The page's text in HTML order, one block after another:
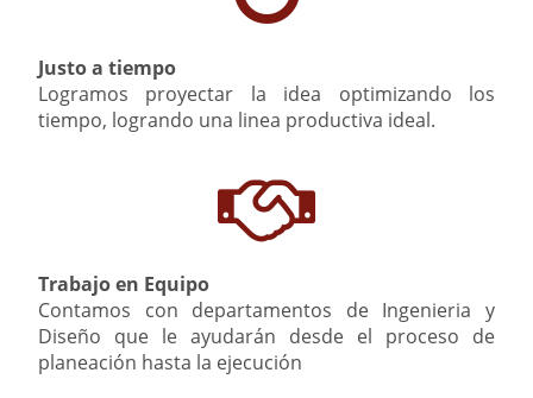
Justo a tiempo
Logramos proyectar la idea optimizando los
tiempo, logrando una linea productiva ideal.
Trabajo en Equipo
Contamos con departamentos de Ingenieria y
Diseño que le ayudarán desde el proceso de
planeación hasta la ejecución